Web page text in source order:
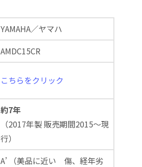
YAMAHA／ヤマハ
AMDC15CR
こちらをクリック
約7年
（2017年製 販売期間2015～現
行）
A’ （美品に近い 傷、経年劣